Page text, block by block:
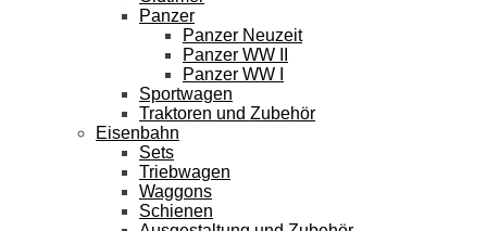
Panzer
Panzer Neuzeit
Panzer WW II
Panzer WW I
Sportwagen
Traktoren und Zubehör
Eisenbahn
Sets
Triebwagen
Waggons
Schienen